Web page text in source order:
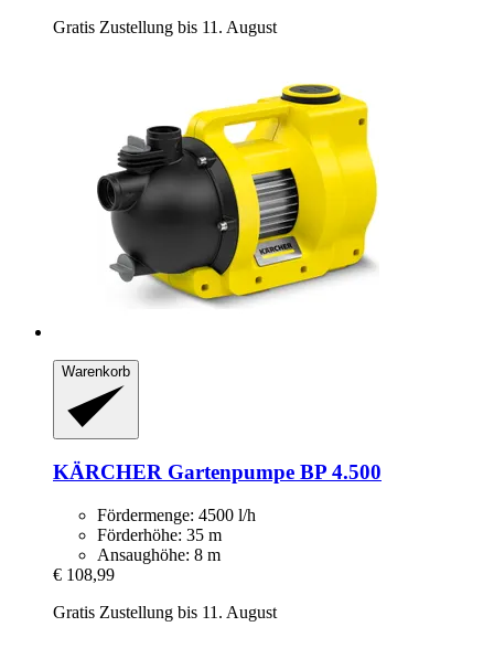
Gratis Zustellung bis 11. August
Warenkorb
KÄRCHER Gartenpumpe BP 4.500
Fördermenge: 4500 l/h
Förderhöhe: 35 m
Ansaughöhe: 8 m
€ 108,99
Gratis Zustellung bis 11. August